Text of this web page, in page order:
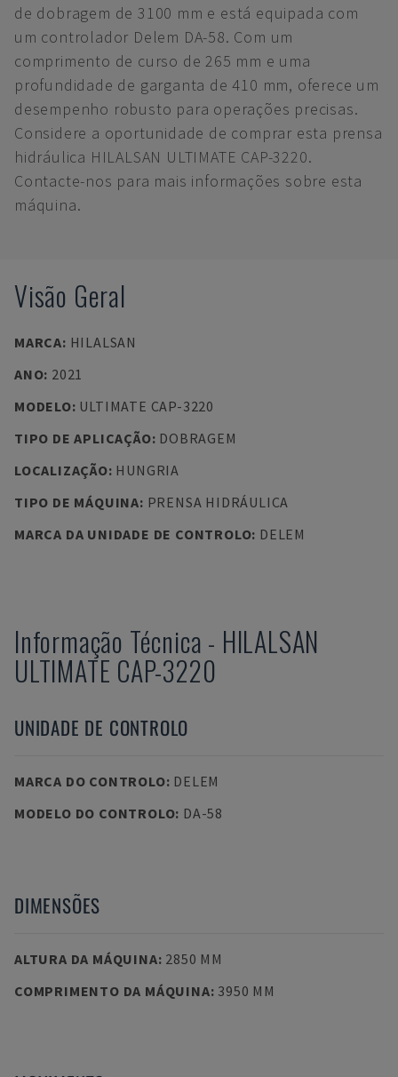
de dobragem de 3100 mm e está equipada com
um controlador Delem DA-58. Com um
comprimento de curso de 265 mm e uma
profundidade de garganta de 410 mm, oferece um
desempenho robusto para operações precisas.
Considere a oportunidade de comprar esta prensa
hidráulica HILALSAN ULTIMATE CAP-3220.
Contacte-nos para mais informações sobre esta
máquina.
Visão Geral
MARCA: HILALSAN
ANO: 2021
MODELO: ULTIMATE CAP-3220
TIPO DE APLICAÇÃO: DOBRAGEM
LOCALIZAÇÃO: HUNGRIA
TIPO DE MÁQUINA: PRENSA HIDRÁULICA
MARCA DA UNIDADE DE CONTROLO: DELEM
Informação Técnica - HILALSAN
ULTIMATE CAP-3220
UNIDADE DE CONTROLO
MARCA DO CONTROLO: DELEM
MODELO DO CONTROLO: DA-58
DIMENSÕES
ALTURA DA MÁQUINA: 2850 MM
COMPRIMENTO DA MÁQUINA: 3950 MM